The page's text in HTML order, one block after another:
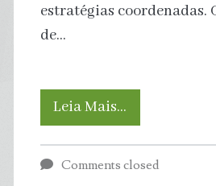
estratégias coordenadas.
de…
Leia Mais…
6
Comments closed